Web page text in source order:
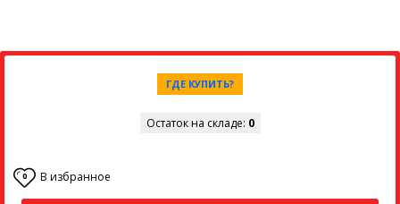
ГДЕ КУПИТЬ?
Остаток на складе: 0
0 В избранное